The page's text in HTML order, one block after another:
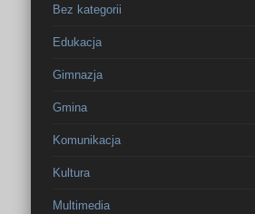
Bez kategorii
Edukacja
Gimnazja
Gmina
Komunikacja
Kultura
Multimedia